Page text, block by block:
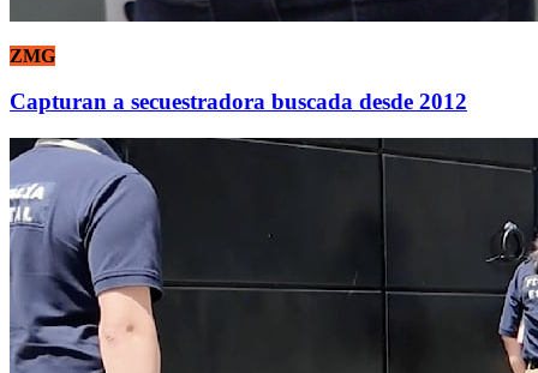
ZMG
Capturan a secuestradora buscada desde 2012